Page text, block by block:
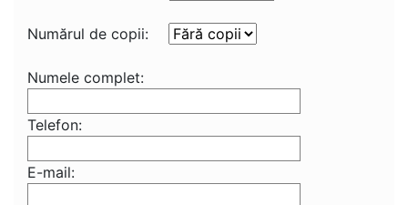
Numărul de copii:
Numele complet:
Telefon:
E-mail: